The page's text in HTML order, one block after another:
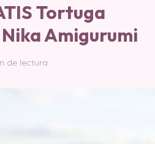
Tortuga
Amigurumi
de lectura